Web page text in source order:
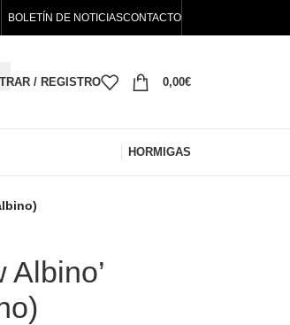
BOLETÍN DE NOTICIASCONTACTO
/ REGISTRO 0,00€
HORMIGAS
Albino’